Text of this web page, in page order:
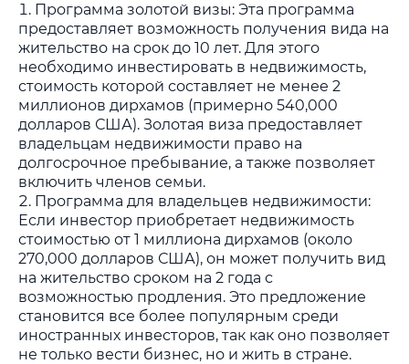
Программа золотой визы: Эта программа
предоставляет возможность получения вида на
жительство на срок до 10 лет. Для этого
необходимо инвестировать в недвижимость,
стоимость которой составляет не менее 2
миллионов дирхамов (примерно 540,000
долларов США). Золотая виза предоставляет
владельцам недвижимости право на
долгосрочное пребывание, а также позволяет
включить членов семьи.
Программа для владельцев недвижимости:
Если инвестор приобретает недвижимость
стоимостью от 1 миллиона дирхамов (около
270,000 долларов США), он может получить вид
на жительство сроком на 2 года с
возможностью продления. Это предложение
становится все более популярным среди
иностранных инвесторов, так как оно позволяет
не только вести бизнес, но и жить в стране.